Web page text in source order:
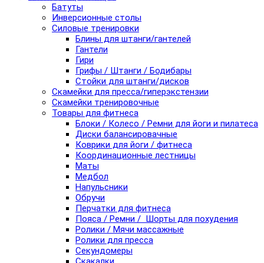
Батуты
Инверсионные столы
Силовые тренировки
Блины для штанги/гантелей
Гантели
Гири
Грифы / Штанги / Бодибары
Стойки для штанги/дисков
Скамейки для пресса/гиперэкстензии
Скамейки тренировочные
Товары для фитнеса
Блоки / Колесо / Ремни для йоги и пилатеса
Диски балансировачные
Коврики для йоги / фитнеса
Координационные лестницы
Маты
Медбол
Напульсники
Обручи
Перчатки для фитнеса
Пояса / Ремни / Шорты для похудения
Ролики / Мячи массажные
Ролики для пресса
Секундомеры